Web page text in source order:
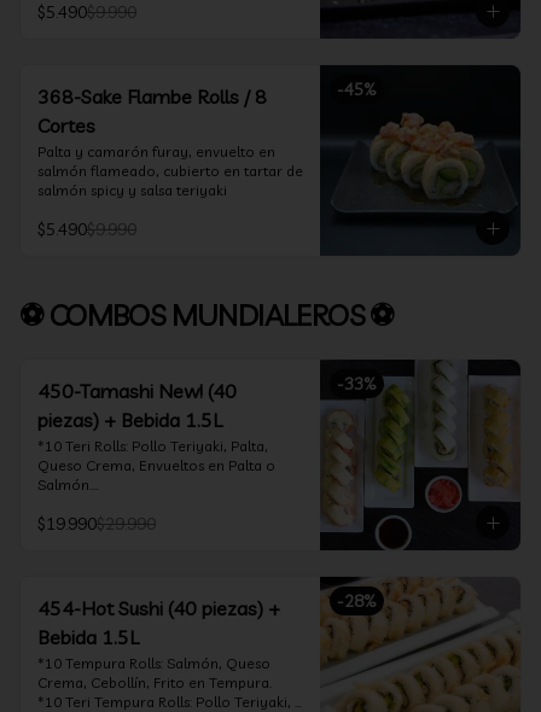
$5.490$9.990
-45%
368-Sake Flambe Rolls / 8
Cortes
Palta y camarón furay, envuelto en
salmón flameado, cubierto en tartar de
salmón spicy y salsa teriyaki
$5.490$9.990
⚽ COMBOS MUNDIALEROS ⚽
-33%
450-Tamashi New! (40
piezas) + Bebida 1.5L
*10 Teri Rolls: Pollo Teriyaki, Palta,
Queso Crema, Envueltos en Palta o
Salmón.
Palta, Cebollín, Envuelto en Queso
salmón y bañado en salsa acevichada
*10 Tempura Rolls: Salmón, Queso
Crema, Cebollín, Frito en Tempura.
*Incluye 2 palitos, 2 soya 30ml, 1 salsa
teriyaki 30ml
$19.990$29.990
-28%
454-Hot Sushi (40 piezas) +
Bebida 1.5L
*10 Tempura Rolls: Salmón, Queso
Crema, Cebollín, Frito en Tempura.
*10 Teri Tempura Rolls: Pollo Teriyaki,